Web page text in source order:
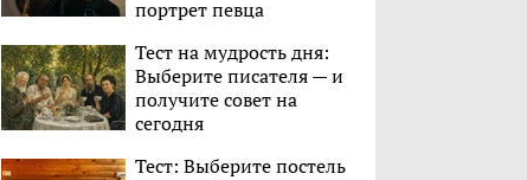
портрет певца
Тест на мудрость дня:
Выберите писателя — и
получите совет на
сегодня
Тест: Выберите постель